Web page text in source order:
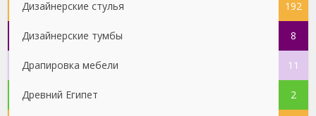
Дизайнерские стулья 192
Дизайнерские тумбы 8
Драпировка мебели 11
Древний Египет 2